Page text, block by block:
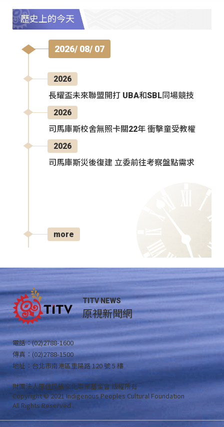
歷史上的今天
2026/ 08/ 07
2026
長耀盃未來聯盟開打 UBA和SBL同場競技
2026
司馬庫斯校舍無照卡關22年 衝擊童受教權
2026
司馬庫斯災後復建 立委前往考察盤點需求
more
TITV NEWS
原視新聞網
電話：(02)2788-1600
傳真：(02)2788-1500
地址：台北市南港區重陽路 120 號 5 樓
財團法人原住民族文化事業基金會 版權所有
Copyright © 2021 Indigenous Peoples Cultural Foundation
All Rights Reserved .